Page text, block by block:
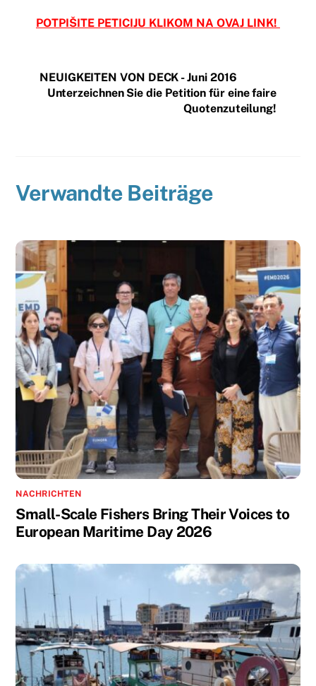
POTPIŠITE PETICIJU KLIKOM NA OVAJ LINK!
NEUIGKEITEN VON DECK - Juni 2016
Unterzeichnen Sie die Petition für eine faire
Quotenzuteilung!
Verwandte Beiträge
NACHRICHTEN
Small-Scale Fishers Bring Their Voices to
European Maritime Day 2026